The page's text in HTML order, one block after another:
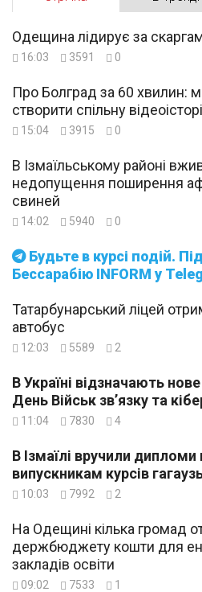
Будьте в курсі подій. Підписуйтесь на
Бессарабію INFORM у
Одещина лідирує за
16:03 3591 0
Про Болград за 60 хвилин:
створити спільну
15:04 3915 0
В Ізмаїльському районі
недопущення поширення
свиней
14:02 5940 0
Татарбунарський ліцей
автобус
12:03 5589 2
В Україні відзначають
День Військ зв’язку та
11:04 7830 4
В Ізмаїлі вручили
випускникам курсів
10:03 7992 2
На Одещині кілька громад
держбюджету кошти для
закладів освіти
09:02 7533 1